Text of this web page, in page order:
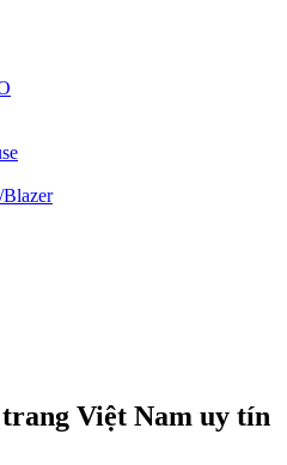
Việt Nam uy tín